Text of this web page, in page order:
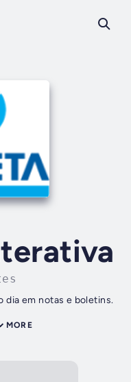
dia em notas e boletins.
MORE